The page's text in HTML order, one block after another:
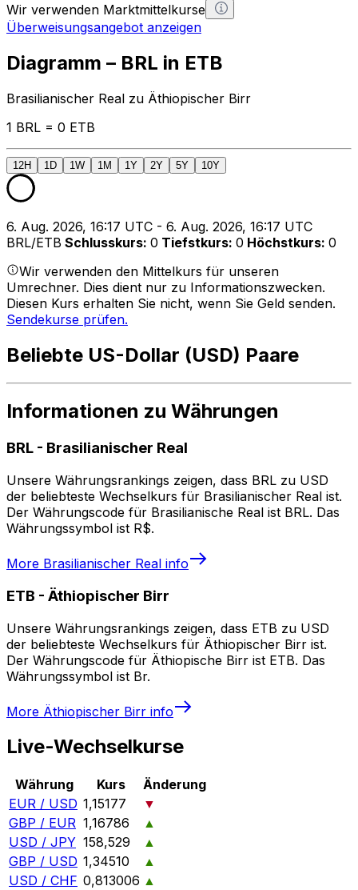
Wir verwenden Marktmittelkurse
Überweisungsangebot anzeigen
Diagramm – BRL in ETB
Brasilianischer Real zu Äthiopischer Birr
1 BRL = 0 ETB
12H 1D 1W 1M 1Y 2Y 5Y 10Y
6. Aug. 2026, 16:17 UTC - 6. Aug. 2026, 16:17 UTC
BRL/ETB Schlusskurs: 0 Tiefstkurs: 0 Höchstkurs: 0
Wir verwenden den Mittelkurs für unseren
Umrechner. Dies dient nur zu Informationszwecken.
Diesen Kurs erhalten Sie nicht, wenn Sie Geld senden.
Sendekurse prüfen.
Beliebte US-Dollar (USD) Paare
Informationen zu Währungen
BRL - Brasilianischer Real
Unsere Währungsrankings zeigen, dass BRL zu USD
der beliebteste Wechselkurs für Brasilianischer Real ist.
Der Währungscode für Brasilianische Real ist BRL. Das
Währungssymbol ist R$.
More Brasilianischer Real info
ETB - Äthiopischer Birr
Unsere Währungsrankings zeigen, dass ETB zu USD
der beliebteste Wechselkurs für Äthiopischer Birr ist.
Der Währungscode für Äthiopische Birr ist ETB. Das
Währungssymbol ist Br.
More Äthiopischer Birr info
Live-Wechselkurse
Währung Kurs
Änderung
EUR / USD 1,15177
▼
GBP / EUR 1,16786
▲
USD / JPY 158,529
▲
GBP / USD 1,34510
▲
USD / CHF 0,813006 ▲